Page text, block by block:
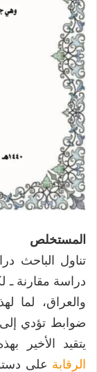
المستخلص
تناول الباحث
دراسة مقارنة ـ
والعراق، لما
ضوابط تؤدي
يتقيد الأخير
الرقابة على